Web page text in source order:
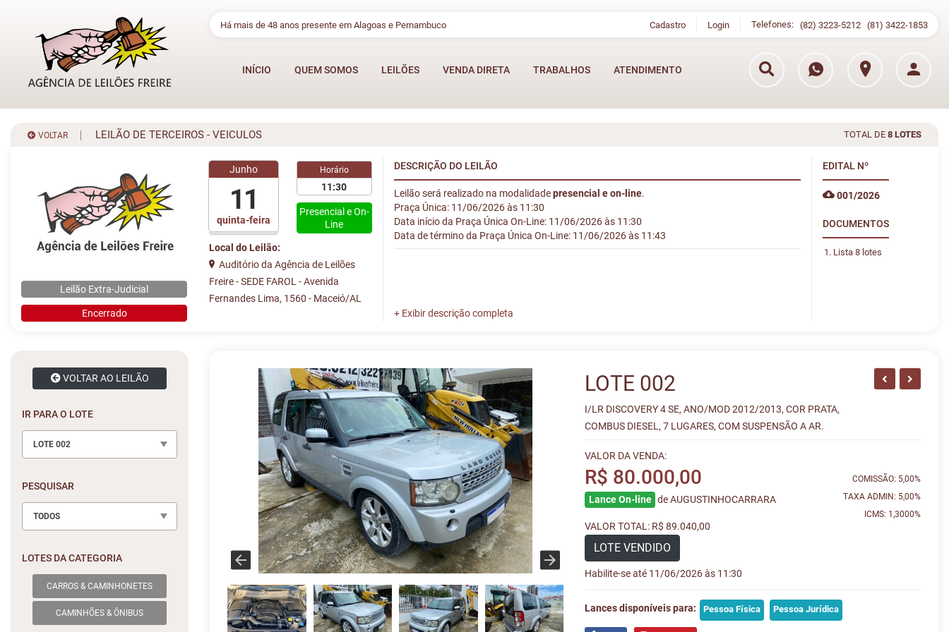
Há mais de 48 anos presente em Alagoas e Pernambuco Cadastro Login Telefones: (82) 3223-5212 (81) 3422-1853
INÍCIO QUEM SOMOS LEILÕES VENDA DIRETA TRABALHOS ATENDIMENTO
VOLTAR LEILÃO DE TERCEIROS - VEICULOS TOTAL DE 8 LOTES
Leilão Extra-Judicial
Encerrado
quinta-feira
Junho
11
Horário
11:30
Presencial e On-
Line
Local do Leilão:
Auditório da Agência de Leilões
Freire - SEDE FAROL - Avenida
Fernandes Lima, 1560 - Maceió/AL
DESCRIÇÃO DO LEILÃO
Leilão será realizado na modalidadepresencial e on-line.
Praça Única: 11/06/2026 às 11:30
Data início da Praça Única On-Line: 11/06/2026 às 11:30
Data de término da Praça Única On-Line: 11/06/2026 às 11:43
EDITAL Nº
001/2026
DOCUMENTOS
Lista 8 lotes
VOLTAR AO LEILÃO
IR PARA O LOTE
LOTE 002
PESQUISAR
TODOS
LOTES DA CATEGORIA
CARROS & CAMINHONETES
CAMINHÕES & ÔNIBUS
LOTE 002
I/LR DISCOVERY 4 SE, ANO/MOD 2012/2013, COR PRATA,
COMBUS DIESEL, 7 LUGARES, COM SUSPENSÃO A AR.
VALOR DA VENDA:
R$ 80.000,00
Lance On-line de AUGUSTINHOCARRARA
VALOR TOTAL: R$ 89.040,00
LOTE VENDIDO
Habilite-se até 11/06/2026 às 11:30
COMISSÃO: 5,00%
TAXA ADMIN: 5,00%
ICMS: 1,3000%
Lances disponíveis para: Pessoa Física Pessoa Jurídica